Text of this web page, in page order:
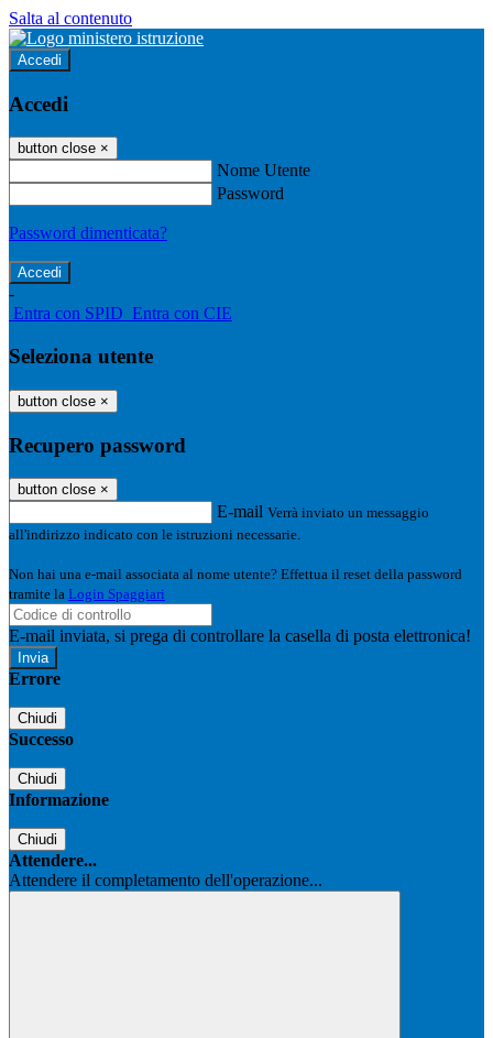
Salta al contenuto
Accedi
Accedi
button close ×
Nome Utente
Password
Password dimenticata?
-
Entra con SPID Entra con CIE
Seleziona utente
button close ×
Recupero password
button close ×
E-mail Verrà inviato un messaggio
all'indirizzo indicato con le istruzioni necessarie.
Non hai una e-mail associata al nome utente? Effettua il reset della password
tramite la Login Spaggiari
E-mail inviata, si prega di controllare la casella di posta elettronica!
Errore
Chiudi
Successo
Chiudi
Informazione
Chiudi
Attendere...
Attendere il completamento dell'operazione...